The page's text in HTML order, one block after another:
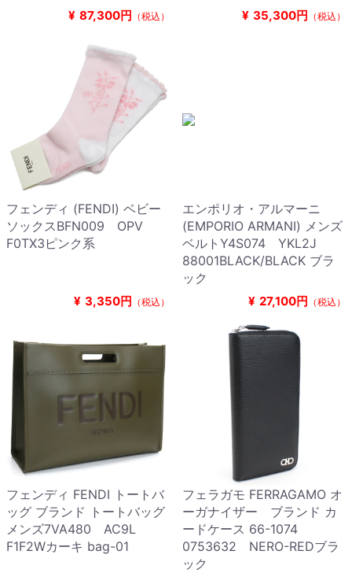
¥ 87,300円 （税込） ¥ 35,300円 （税込）
フェンディ (FENDI) ベビー
ソックスBFN009 OPV
F0TX3ピンク系
¥ 3,350円 （税込）
エンポリオ・アルマーニ
(EMPORIO ARMANI) メンズ
ベルトY4S074 YKL2J
88001BLACK/BLACK ブラ
ック
¥ 27,100円 （税込）
フェンディ FENDI トートバ
ッグ ブランド トートバッグ
メンズ7VA480 AC9L
F1F2Wカーキ bag-01
フェラガモ FERRAGAMO オ
ーガナイザー ブランド カ
ードケース 66-1074
0753632 NERO-REDブラ
ック